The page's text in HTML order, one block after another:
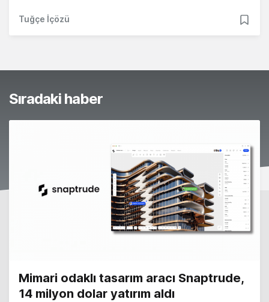
Tuğçe İçözü
Sıradaki haber
Mimari odaklı tasarım aracı Snaptrude,
14 milyon dolar yatırım aldı